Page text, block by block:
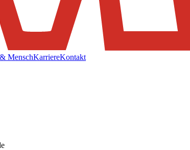
MenschKarriereKontakt